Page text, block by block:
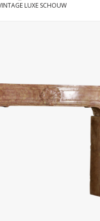
Terra Cotta
LUXE SCHOUW